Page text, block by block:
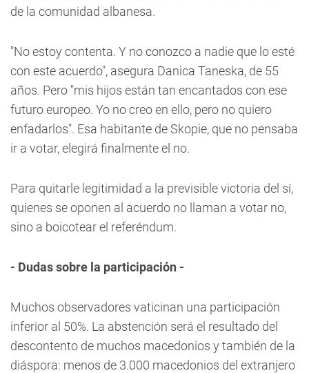
de la comunidad albanesa.
"No estoy contenta. Y no conozco a nadie que lo esté
con este acuerdo", asegura Danica Taneska, de 55
años. Pero "mis hijos están tan encantados con ese
futuro europeo. Yo no creo en ello, pero no quiero
enfadarlos". Esa habitante de Skopie, que no pensaba
ir a votar, elegirá finalmente el no.
Para quitarle legitimidad a la previsible victoria del sí,
quienes se oponen al acuerdo no llaman a votar no,
sino a boicotear el referéndum.
- Dudas sobre la participación -
Muchos observadores vaticinan una participación
inferior al 50%. La abstención será el resultado del
descontento de muchos macedonios y también de la
diáspora: menos de 3.000 macedonios del extranjero